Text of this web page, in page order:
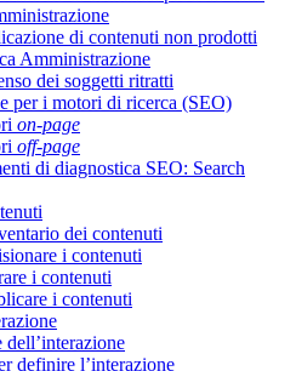
di contenuti non prodotti
Amministrazione
dei soggetti ritratti
per i motori di ricerca (SEO)
on-page
off-page
di diagnostica SEO: Search
dei contenuti
i contenuti
i contenuti
i contenuti
dell’interazione
definire l’interazione